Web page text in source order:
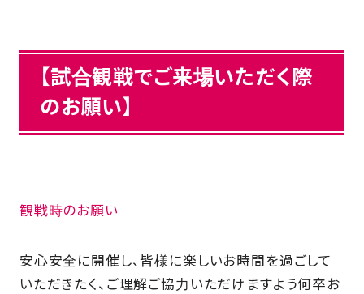
【試合観戦でご来場いただく際
のお願い】
観戦時のお願い
安心安全に開催し、皆様に楽しいお時間を過ごして
いただきたく、ご理解ご協力いただけますよう何卒お